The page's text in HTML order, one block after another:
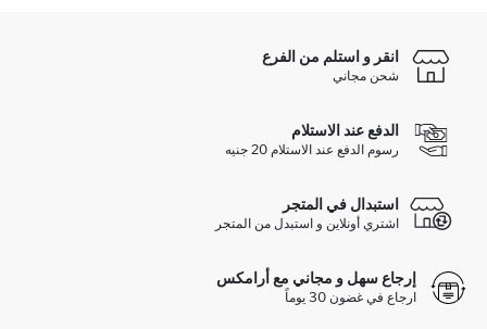
انقر و استلم من الفرع
شحن مجاني
الدفع عند الاستلام
رسوم الدفع عند الاستلام 20 جنيه
استبدال في المتجر
اشتري أونلاين و استبدل من المتجر
إرجاع سهل و مجاني مع أرامكس
ارجاع في غضون 30 يوماً